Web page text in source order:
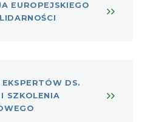
EUROPEJSKIEGO
DS.
SZKOLENIA